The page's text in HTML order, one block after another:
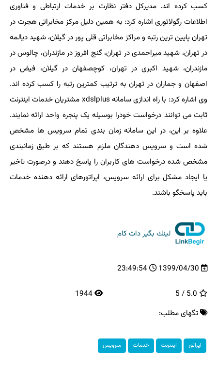
کسب کرده اند. مدیرکل دفتر نظارت بر خدمات ارتباطی و فناوری
اطلاعات رگولاتوری اشاره کرد: به همین دلیل مرکز مخابراتی هجرت در
تهران پایین ترین رتبه و مراکز مخابراتی قلی پور در گیلان، شهید دیالمه
در تهران، شهید میراحمدی در تهران، گنج افروز در مازندران، چالوس در
مازندران، شهید اکبری در تهران، کوچصفهان در گیلان، فیض در
اصفهان و جماران در تهران به ترتیب کمترین رتبه را کسب کرده اند.
وی اشاره کرد: با راه اندازی سامانه xdslplus مشتریان خدمات اینترنت
ثابت می توانند درخواست خودرا بوسیله یک پنجره واحد ارائه نمایند.
علاوه بر این، در این سامانه زمان بندی تمام سرویس ها مشخص
شده است و سرویس دهندگان ملزم هستند که بر طبق زمانبندی
مشخص شده درخواست های کاربران را پاسخ دهند و درصورت تاخیر
یا ایجاد مشکل برای ارائه سرویس، اپراتورهای ارائه دهنده خدمات
باید پاسخگو باشند.
لینك بگیر دات كام
1399/04/30
23:49:54
تگهای مطلب:
اپراتور اینترنت خدمات سرویس